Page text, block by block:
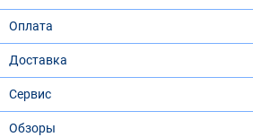
Оплата
Доставка
Сервис
Обзоры